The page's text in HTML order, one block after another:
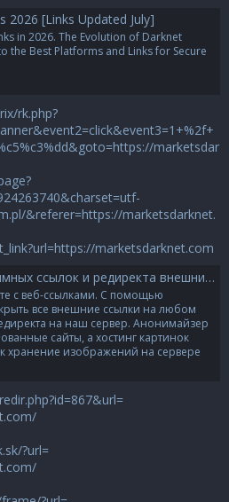
2026 [Links Updated July]
in 2026. The Evolution of Darknet
the Best Platforms and Links for Secure
rk.php?
marketsdar
&referer=https://marketsdarknet.
marketsdarknet.com
ссылок на сайте. Различные веб-сервисы и хостинг картинок
с веб-ссылками. С помощью
все внешние ссылки на любом
на наш сервер. Анонимайзер
сайты, а хостинг картинок
хранение изображений на сервере
?url=